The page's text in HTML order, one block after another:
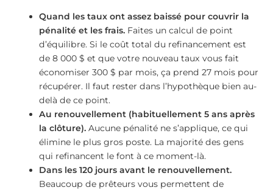
Quand les taux ont assez baissé pour couvrir la
pénalité et les frais. Faites un calcul de point
d’équilibre. Si le coût total du refinancement est
de 8 000 $ et que votre nouveau taux vous fait
économiser 300 $ par mois, ça prend 27 mois pour
récupérer. Il faut rester dans l’hypothèque bien au-
delà de ce point.
Au renouvellement (habituellement 5 ans après
la clôture). Aucune pénalité ne s’applique, ce qui
élimine le plus gros poste. La majorité des gens
qui refinancent le font à ce moment-là.
Dans les 120 jours avant le renouvellement.
Beaucoup de prêteurs vous permettent de